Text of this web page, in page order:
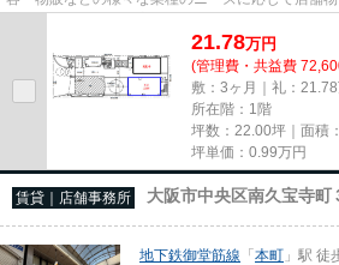
尚、弊社ではおとり広告は一切...
21.78万円
(管理費・共益費
敷：3ヶ月｜礼：
所在階：1階
坪数：22.00坪｜面積
坪単価： 0.99万円
賃貸｜店舗事務所 大阪市中央区南久宝寺町
地下鉄御堂筋線 「本町 」駅 徒